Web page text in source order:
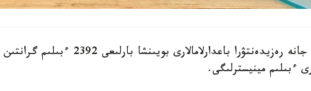
بيىل اكىمدىكتەر باكالاۆريات، ماگيستراتۋرا جانە رەزيدەنتۋرا باعدارلامالارى بويىنشا بارلىعى 2392 ءبىلىم گرانتىن
ءبىلىم مينيسترلىگى.